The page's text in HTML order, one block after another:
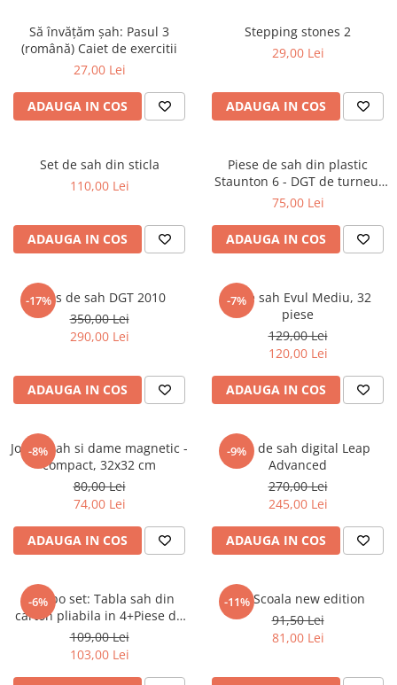
Deschideri
Finaluri
Instruire Generala
Lemn De Sheesham
Piese de sah DGT
Piese De Sah Tematice Din Plastic
Piese Din Lemn
Piese Din Plastic
Piese sah electronice
Piese Sah Tematice
Piese Sah Tematice Din Metal
Sah Magnetic India
Set Sah + Table/backgammon
Seturi Sah
Ceasuri De Sah Digitale
Seturi Sah Tematice
Să învățăm șah: Pasul 3
(română) Caiet de exercitii
27,00 Lei
ADAUGA IN COS
Stepping stones 2
29,00 Lei
ADAUGA IN COS
Set de sah din sticla
110,00 Lei
ADAUGA IN COS
Piese de sah din plastic
Staunton 6 - DGT de turneu,
in punga
75,00 Lei
ADAUGA IN COS
-17%
Ceas de sah DGT 2010
350,00 Lei
290,00 Lei
ADAUGA IN COS
-7%
Piese sah Evul Mediu, 32
piese
129,00 Lei
120,00 Lei
ADAUGA IN COS
-8%
Joc de sah si dame magnetic -
compact, 32x32 cm
80,00 Lei
74,00 Lei
ADAUGA IN COS
-9%
Ceas de sah digital Leap
Advanced
270,00 Lei
245,00 Lei
ADAUGA IN COS
-6%
Combo set: Tabla sah din
carton pliabila in 4+Piese de
sah din plastic no. 6 -
weighted
109,00 Lei
103,00 Lei
-11%
Set Scoala new edition
91,50 Lei
81,00 Lei